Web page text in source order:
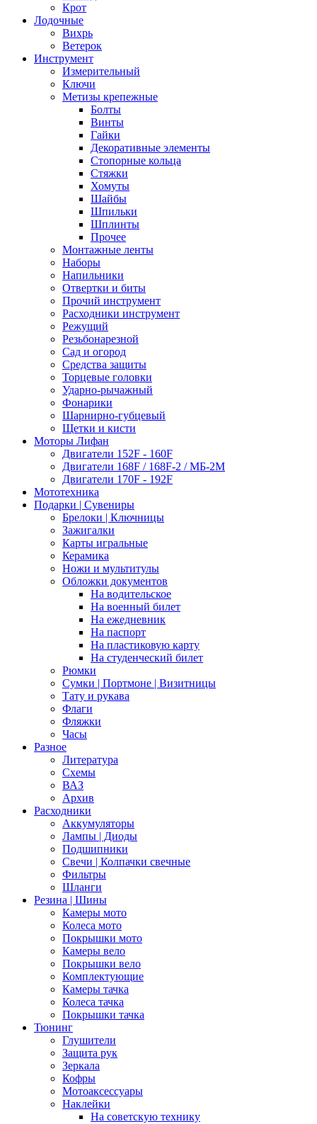
Крот
Лодочные
Вихрь
Ветерок
Инструмент
Измерительный
Ключи
Метизы крепежные
Болты
Винты
Гайки
Декоративные элементы
Стопорные кольца
Стяжки
Хомуты
Шайбы
Шпильки
Шплинты
Прочее
Монтажные ленты
Наборы
Напильники
Отвертки и биты
Прочий инструмент
Расходники инструмент
Режущий
Резьбонарезной
Сад и огород
Средства защиты
Торцевые головки
Ударно-рычажный
Фонарики
Шарнирно-губцевый
Щетки и кисти
Моторы Лифан
Двигатели 152F - 160F
Двигатели 168F / 168F-2 / МБ-2М
Двигатели 170F - 192F
Мототехника
Подарки | Сувениры
Брелоки | Ключницы
Зажигалки
Карты игральные
Керамика
Ножи и мультитулы
Обложки документов
На водительское
На военный билет
На ежедневник
На паспорт
На пластиковую карту
На студенческий билет
Рюмки
Сумки | Портмоне | Визитницы
Тату и рукава
Флаги
Фляжки
Часы
Разное
Литература
Схемы
ВАЗ
Архив
Расходники
Аккумуляторы
Лампы | Диоды
Подшипники
Свечи | Колпачки свечные
Фильтры
Шланги
Резина | Шины
Камеры мото
Колеса мото
Покрышки мото
Камеры вело
Покрышки вело
Комплектующие
Камеры тачка
Колеса тачка
Покрышки тачка
Тюнинг
Глушители
Защита рук
Зеркала
Кофры
Мотоаксессуары
Наклейки
На советскую технику